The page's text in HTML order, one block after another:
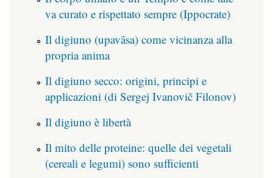
va curato e rispettato sempre (Ippocrate)
Il digiuno (upavāsa) come vicinanza alla
propria anima
Il digiuno secco: origini, principi e
applicazioni (di Sergej Ivanovič Filonov)
Il digiuno è libertà
Il mito delle proteine: quelle dei vegetali
(cereali e legumi) sono sufficienti